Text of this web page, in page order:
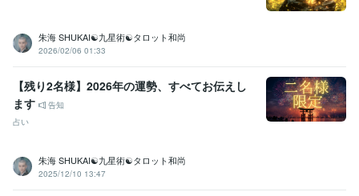
朱海 SHUKAI☯九星術☯タロット和尚
2026/02/06 01:33
【残り2名様】2026年の運勢、すべてお伝えし
ます
告知
占い
朱海 SHUKAI☯九星術☯タロット和尚
2025/12/10 13:47